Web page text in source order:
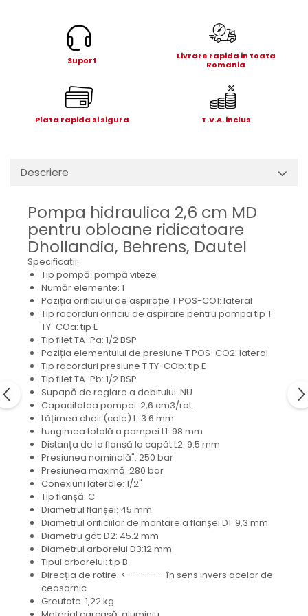
Motoare electrice si pompe
Role, bucse si bolturi
Cilindru hidraulic si burduf
Hidraulice
Bolturi, role si bucse
Cilindri si burdufe
Pompe si motoare electrice
DAUTEL
Electrice
Hidraulica
Mecanica
Electropompa si motoare
electrice
Burdufuri si cilindri hidraulici
Role, bucsi si bolturi
BEHRENS
Bolturi - role - bucse
Burdufe si cilindri
Mecanice
Electrice
Hidraulice
Motoare electrice si pompe
SÖRENSEN
Mecanice
Electrice
Hidraulice
Cilindri hidraulici si burdufe
Suport
Livrare rapida in toata
Romania
Plata rapida si sigura T.V.A. inclus
Descriere
Pompa hidraulica 2,6 cm MD
pentru obloane ridicatoare
Dhollandia, Behrens, Dautel
Specificații:
Tip pompă: pompă viteze
Număr elemente: 1
Poziția orificiului de aspirație T POS-CO1: lateral
Tip racorduri orificiu de aspirare pentru pompa tip T
TY-COa: tip E
Tip filet TA-Pa: 1/2 BSP
Poziția elementului de presiune T POS-CO2: lateral
Tip racorduri presiune T TY-COb: tip E
Tip filet TA-Pb: 1/2 BSP
Supapă de reglare a debitului: NU
Capacitatea pompei: 2,6 cm3/rot.
Lățimea cheii (cale) L: 3.6 mm
Lungimea totală a pompei L1: 98 mm
Distanța de la flanșă la capăt L2: 9.5 mm
Presiunea nominală": 250 bar
Presiunea maximă: 280 bar
Conexiuni laterale: 1/2"
Tip flanșă: C
Diametrul flanșei: 45 mm
Diametrul orificiilor de montare a flanșei D1: 9,3 mm
Diametru gât: D2: 45.2 mm
Diametrul arborelui D3:12 mm
Tipul arborelui: tip B
Direcția de rotire: <-------- în sens invers acelor de
ceasornic
Greutate: 1,22 kg